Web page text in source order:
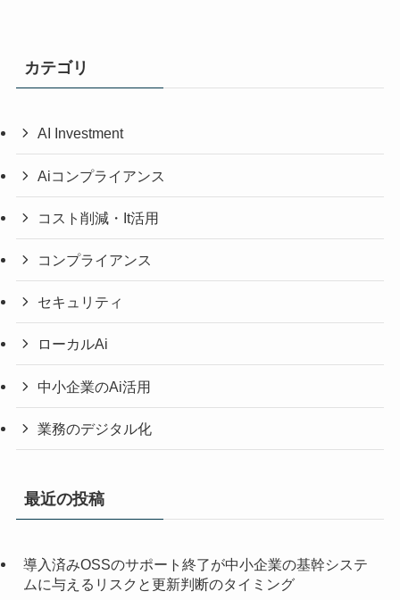
カテゴリ
AI Investment
Aiコンプライアンス
コスト削減・It活用
コンプライアンス
セキュリティ
ローカルAi
中小企業のAi活用
業務のデジタル化
最近の投稿
導入済みOSSのサポート終了が中小企業の基幹システ
ムに与えるリスクと更新判断のタイミング